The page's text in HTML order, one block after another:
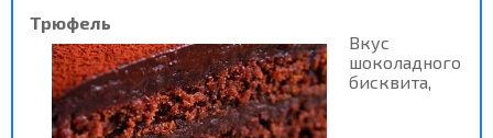
Трюфель
Вкус
шоколадного
бисквита,